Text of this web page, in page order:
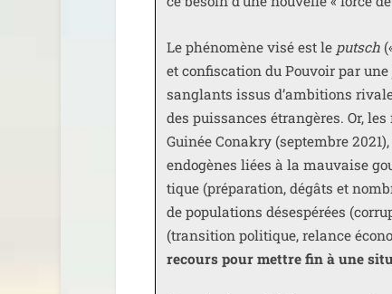
Le phé­no­mène visé est le putsch
et confis­ca­tion du Pouvoir par
san­glants issus d’ambitions
des puis­sances étran­gères. Or,
Guinée Conakry (sep­tembre
endo­gènes liées à la mau­vaise
tique (pré­pa­ra­tion, dégâts et
de popu­la­tions déses­pé­rées
(tran­si­tion poli­tique, relance
recours pour mettre fin à une